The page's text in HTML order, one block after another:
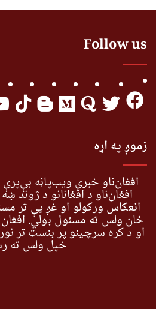
Follow us
زموږ په اړه
افغان‌ناو خبري ویب‌پاڼه
افغان‌ناو د افغانانو د ژوند
انعکاس ورکولو او غږ یې تر
ځان ولس ته مسئول بولي.
او د کره سرچینو پر بنسټ تر
خپل ولس ته